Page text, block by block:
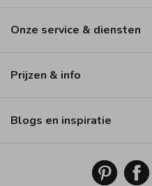
Onze service & diensten
Prijzen & info
Blogs en inspiratie